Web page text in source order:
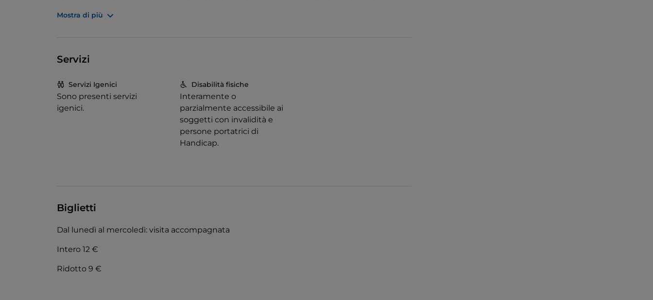
Experience
Mostra di più
Servizi
Servizi Igenici
Sono presenti servizi
igenici.
Disabilità fisiche
Interamente o
parzialmente accessibile ai
soggetti con invalidità e
persone portatrici di
Handicap.
Biglietti
Dal lunedì al mercoledì: visita accompagnata
Intero 12 €
Ridotto 9 €